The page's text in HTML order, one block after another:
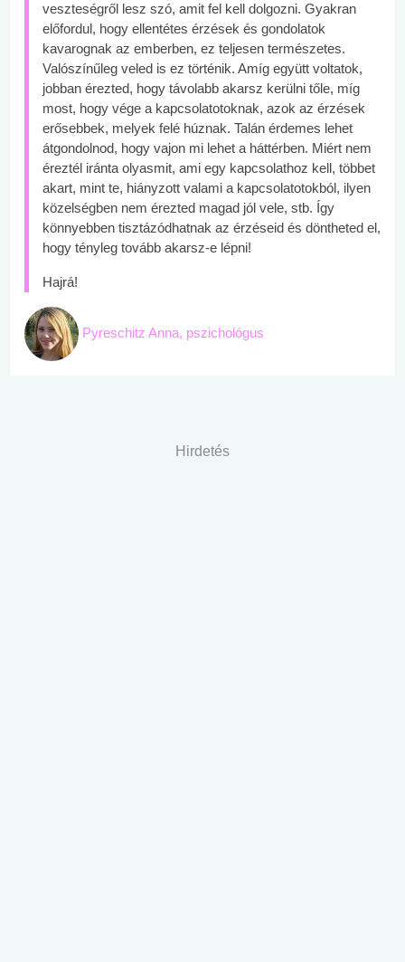
veszteségről lesz szó, amit fel kell dolgozni. Gyakran
előfordul, hogy ellentétes érzések és gondolatok
kavarognak az emberben, ez teljesen természetes.
Valószínűleg veled is ez történik. Amíg együtt voltatok,
jobban érezted, hogy távolabb akarsz kerülni tőle, míg
most, hogy vége a kapcsolatotoknak, azok az érzések
erősebbek, melyek felé húznak. Talán érdemes lehet
átgondolnod, hogy vajon mi lehet a háttérben. Miért nem
éreztél iránta olyasmit, ami egy kapcsolathoz kell, többet
akart, mint te, hiányzott valami a kapcsolatotokból, ilyen
közelségben nem érezted magad jól vele, stb. Így
könnyebben tisztázódhatnak az érzéseid és döntheted el,
hogy tényleg tovább akarsz-e lépni!
Hajrá!
Pyreschitz Anna, pszichológus
Hirdetés